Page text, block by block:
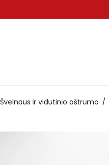
Švelnaus ir vidutinio aštrumo /